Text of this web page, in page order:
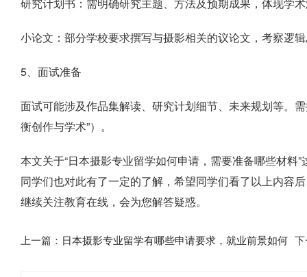
小论文：部分学校要求撰写与摄影相关的议论文，考察逻
5、面试准备
面试可能涉及作品集解读、研究计划细节、未来规划等。
衡创作与学术”）。
本文关于“日本摄影专业留学如何申请，需要准备哪些材
同学们也对此有了一定的了解，希望同学们看了以上内容
继续关注教育在线，会为您解答疑惑。
上一篇： 日本摄影专业留学有哪些申请要求，就业前景如何